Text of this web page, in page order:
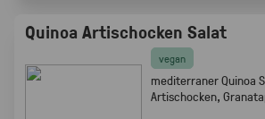
Quinoa Artischocken Salat
vegan
mediterraner Quinoa
Artischocken,